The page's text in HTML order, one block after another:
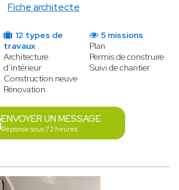
Fiche architecte
12 types de
travaux
Architecture
d’intérieur
Construction neuve
Rénovation
5 missions
Plan
Permis de construire
Suivi de chantier
ENVOYER UN MESSAGE
Réponse sous 72 heures